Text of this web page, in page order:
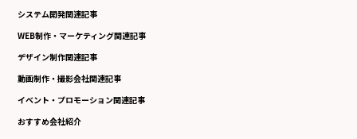
システム開発関連記事
WEB制作・マーケティング関連記事
デザイン制作関連記事
動画制作・撮影会社関連記事
イベント・プロモーション関連記事
おすすめ会社紹介